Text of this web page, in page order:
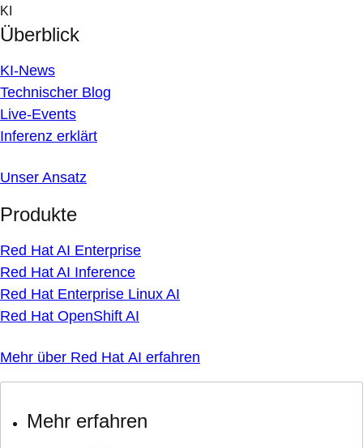
Skip
to
content
KI
Überblick
KI-News
Technischer Blog
Live-Events
Inferenz erklärt
Unser Ansatz
Produkte
Red Hat AI Enterprise
Red Hat AI Inference
Red Hat Enterprise Linux AI
Red Hat OpenShift AI
Mehr über Red Hat AI erfahren
Mehr erfahren